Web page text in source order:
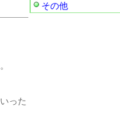
った
その他